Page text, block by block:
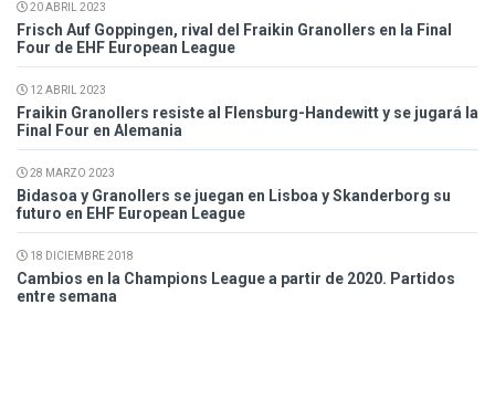
20 ABRIL 2023
Frisch Auf Goppingen, rival del Fraikin Granollers en la Final
Four de EHF European League
12 ABRIL 2023
Fraikin Granollers resiste al Flensburg-Handewitt y se jugará la
Final Four en Alemania
28 MARZO 2023
Bidasoa y Granollers se juegan en Lisboa y Skanderborg su
futuro en EHF European League
18 DICIEMBRE 2018
Cambios en la Champions League a partir de 2020. Partidos
entre semana